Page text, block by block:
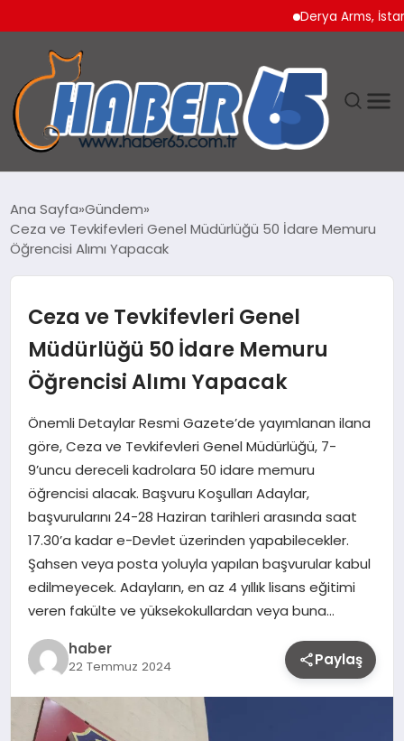
Derya Arms,
YAŞAM
Ana Sayfa Gündem
Ceza ve Tevkifevleri Genel Müdürlüğü 50 İdare Memuru
Öğrencisi Alımı Yapacak
Ceza ve Tevkifevleri Genel
Müdürlüğü 50 İdare Memuru
Öğrencisi Alımı Yapacak
Önemli Detaylar Resmi Gazete’de yayımlanan ilana
göre, Ceza ve Tevkifevleri Genel Müdürlüğü, 7-
9’uncu dereceli kadrolara 50 idare memuru
öğrencisi alacak. Başvuru Koşulları Adaylar,
başvurularını 24-28 Haziran tarihleri arasında saat
17.30’a kadar e-Devlet üzerinden yapabilecekler.
Şahsen veya posta yoluyla yapılan başvurular kabul
edilmeyecek. Adayların, en az 4 yıllık lisans eğitimi
veren fakülte ve yüksekokullardan veya buna…
haber
22 Temmuz 2024 Paylaş